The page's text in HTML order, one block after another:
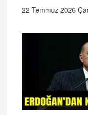
22 Temmuz 2026